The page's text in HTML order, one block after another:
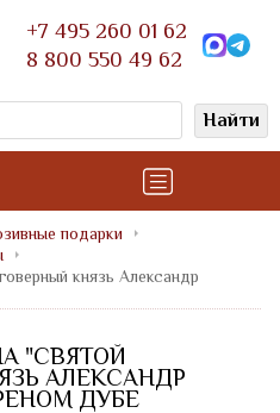
+7 495 260 01 62
8 800 550 49 62
Найти
подарки
князь Александр
"СВЯТОЙ
АЛЕКСАНДР
ДУБЕ